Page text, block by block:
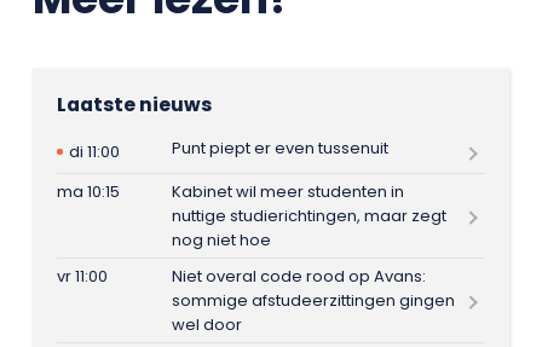
Laatste nieuws
di 11:00
Punt piept er even tussenuit
ma 10:15
Kabinet wil meer studenten in
nuttige studierichtingen, maar zegt
nog niet hoe
vr 11:00
Niet overal code rood op Avans:
sommige afstudeerzittingen gingen
wel door